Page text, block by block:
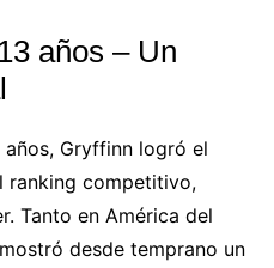
años – Un
Gryffinn logró el
ranking competitivo,
Tanto en América del
desde temprano un